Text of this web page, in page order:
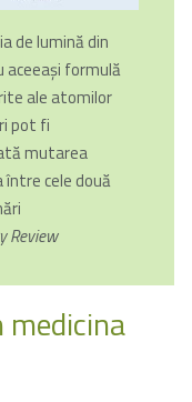
de lumină din
aceeaşi formulă
ale atomilor
pot fi
mutarea
cele două
Review
medicina